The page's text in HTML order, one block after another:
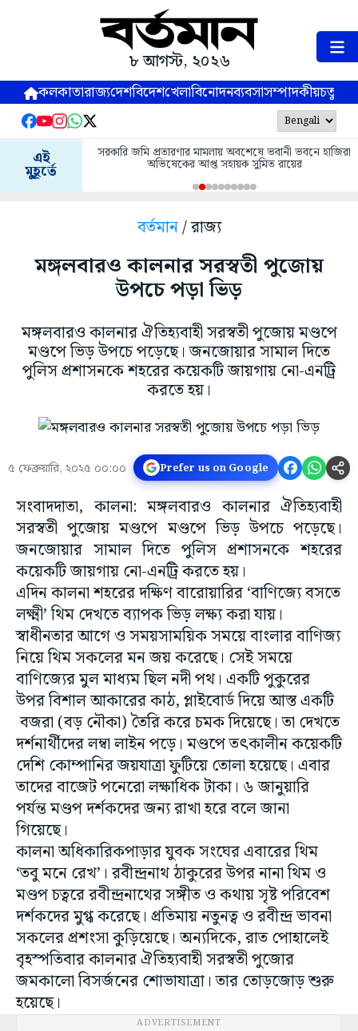
৮ আগস্ট, ২০২৬
কলকাতারাজ্যদেশবিদেশখেলাবিনোদনব্যবসাসম্পাদকীয়
এই
মুহূর্তে
সরকারি জমি প্রতারণার মামলায় অবশেষে ভবানী ভবনে হাজিরা
অভিষেকের আপ্ত সহায়ক সুমিত রায়ের
বর্তমান/ রাজ্য
মঙ্গলবারও কালনার সরস্বতী পুজোয়
উপচে পড়া ভিড়
মঙ্গলবারও কালনার ঐতিহ্যবাহী সরস্বতী পুজোয় মণ্ডপে
মণ্ডপে ভিড় উপচে পড়েছে। জনজোয়ার সামাল দিতে
পুলিস প্রশাসনকে শহরের কয়েকটি জায়গায় নো-এনট্রি
করতে হয়।
৫ ফেব্রুয়ারি, ২০২৫ ০০:০০ Prefer us on Google
সংবাদদাতা, কালনা: মঙ্গলবারও কালনার ঐতিহ্যবাহী
সরস্বতী পুজোয় মণ্ডপে মণ্ডপে ভিড় উপচে পড়েছে।
জনজোয়ার সামাল দিতে পুলিস প্রশাসনকে শহরের
কয়েকটি জায়গায় নো-এনট্রি করতে হয়।
এদিন কালনা শহরের দক্ষিণ বারোয়ারির ‘বাণিজ্যে বসতে
লক্ষ্মী’ থিম দেখতে ব্যাপক ভিড় লক্ষ্য করা যায়।
স্বাধীনতার আগে ও সময়সাময়িক সময়ে বাংলার বাণিজ্য
নিয়ে থিম সকলের মন জয় করেছে। সেই সময়ে
বাণিজ্যের মুল মাধ্যম ছিল নদী পথ। একটি পুকুরের
উপর বিশাল আকারের কাঠ, প্লাইবোর্ড দিয়ে আস্ত একটি
বজরা (বড় নৌকা) তৈরি করে চমক দিয়েছে। তা দেখতে
দর্শনার্থীদের লম্বা লাইন পড়ে। মণ্ডপে তৎকালীন কয়েকটি
দেশি কোম্পানির জয়যাত্রা ফুটিয়ে তোলা হয়েছে। এবার
তাদের বাজেট পনেরো লক্ষাধিক টাকা। ৬ জানুয়ারি
পর্যন্ত মণ্ডপ দর্শকদের জন্য রাখা হরে বলে জানা
গিয়েছে।
কালনা অধিকারিকপাড়ার যুবক সংঘের এবারের থিম
‘তবু মনে রেখ’। রবীন্দ্রনাথ ঠাকুরের উপর নানা থিম ও
মণ্ডপ চত্বরে রবীন্দ্রনাথের সঙ্গীত ও কথায় সৃষ্ট পরিবেশ
দর্শকদের মুগ্ধ করেছে। প্রতিমায় নতুনত্ব ও রবীন্দ্র ভাবনা
সকলের প্রশংসা কুড়িয়েছে। অন্যদিকে, রাত পোহালেই
বৃহস্পতিবার কালনার ঐতিহ্যবাহী সরস্বতী পুজোর
জমকালো বিসর্জনের শোভাযাত্রা। তার তোড়জোড় শুরু
হয়েছে।
ADVERTISEMENT